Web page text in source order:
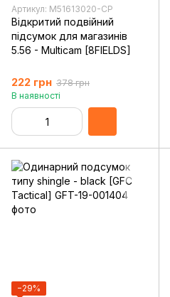
Артикул: M51613020-CP
Відкритий подвійний
підсумок для магазинів
5.56 - Multicam [8FIELDS]
222 грн 378 грн
В наявності
−29%